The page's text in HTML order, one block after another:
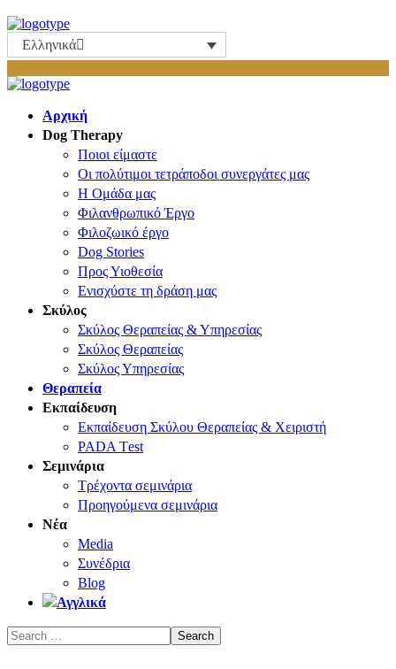
Ελληνικά
Αρχική
Dog Therapy
Ποιοι είμαστε
Οι πολύτιμοι τετράποδοι συνεργάτες μας
Η Ομάδα μας
Φιλανθρωπικό Έργο
Φιλοζωικό έργο
Dog Stories
Προς Υιοθεσία
Ενισχύστε τη δράση μας
Σκύλος
Σκύλος Θεραπείας & Υπηρεσίας
Σκύλος Θεραπείας
Σκύλος Υπηρεσίας
Θεραπεία
Εκπαίδευση
Εκπαίδευση Σκύλου Θεραπείας & Χειριστή
PADA Τest
Σεμινάρια
Τρέχοντα σεμινάρια
Προηγούμενα σεμινάρια
Νέα
Media
Συνέδρια
Blog